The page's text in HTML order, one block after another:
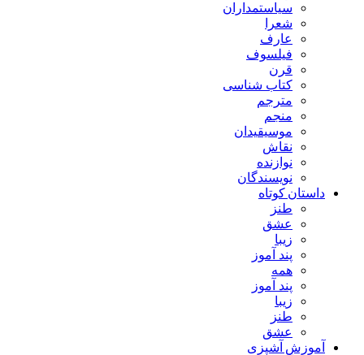
سیاستمداران
شعرا
عارف
فیلسوف
قرن
کتاب شناسی
مترجم
منجم
موسیقیدان
نقاش
نوازنده
نویسندگان
داستان کوتاه
طنز
عشق
زیبا
پند آموز
همه
پند آموز
زیبا
طنز
عشق
آموزش آشپزی